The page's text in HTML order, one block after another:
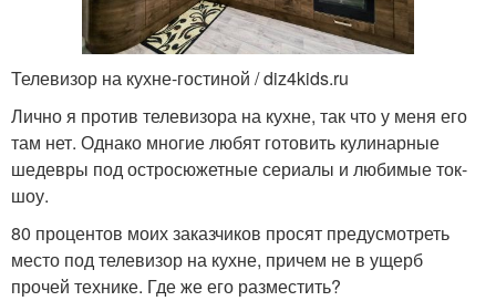
Телевизор на кухне-гостиной / diz4kids.ru
Лично я против телевизора на кухне, так что у меня его
там нет. Однако многие любят готовить кулинарные
шедевры под остросюжетные сериалы и любимые ток-
шоу.
80 процентов моих заказчиков просят предусмотреть
место под телевизор на кухне, причем не в ущерб
прочей технике. Где же его разместить?